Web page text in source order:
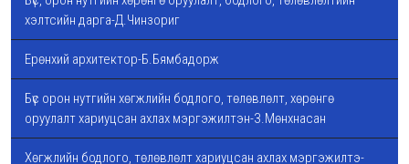
хэлтсийн дарга-Д.Чинзориг
Ерөнхий архитектор-Б.Бямбадорж
Бүс орон нутгийн хөгжлийн бодлого, төлөвлөлт, хөрөнгө
оруулалт хариуцсан ахлах мэргэжилтэн-З.Мөнхнасан
Хөгжлийн бодлого, төлөвлөлт хариуцсан ахлах мэргэжилтэ-